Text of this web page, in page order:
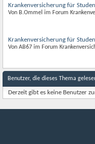
Krankenversicherung für
Von B.Ommel im Forum
Krankenversicherung für
Von AB67 im Forum
Benutzer, die dieses Thema
Derzeit gibt es keine Benutzer